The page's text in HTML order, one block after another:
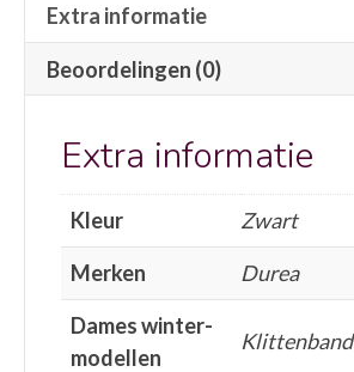
Extra informatie
Beoordelingen (0)
Extra informatie
Kleur
Zwart
Merken
Durea
Dames winter-
modellen
Klittenband